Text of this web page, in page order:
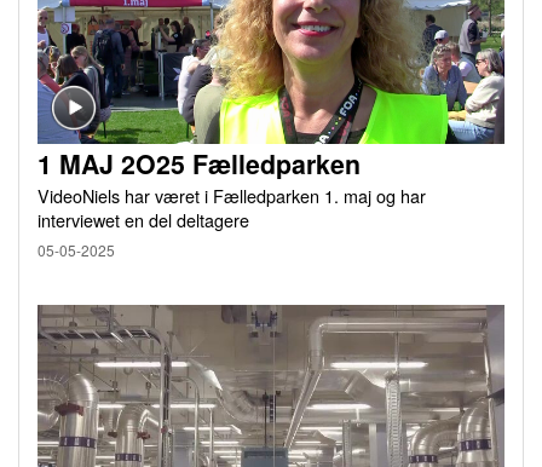
1 MAJ 2O25 Fælledparken
VideoNiels har været i Fælledparken 1. maj og har
interviewet en del deltagere
05-05-2025